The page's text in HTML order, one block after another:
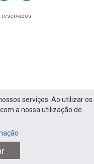
serviços. Ao utilizar os
a nossa utilização de
reservados